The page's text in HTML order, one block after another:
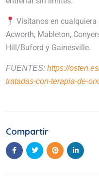
Visítanos en cualquiera
Acworth, Mableton,
Hill/Buford y Gainesville.
FUENTES: https://
tratadas-con-terapia-de-
Compartir